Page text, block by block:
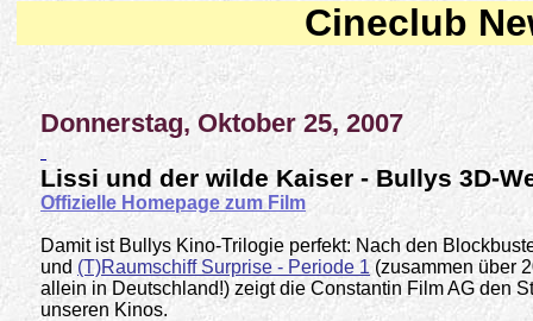
Cineclub
Donnerstag, Oktober 25, 2007
Lissi und der wilde Kaiser - Bullys 3D-
Offizielle Homepage zum Film
Damit ist Bullys Kino-Trilogie perfekt: Nach den
und (T)Raumschiff Surprise - Periode 1 (zusammen über
allein in Deutschland!) zeigt die Constantin Film AG den
unseren Kinos.